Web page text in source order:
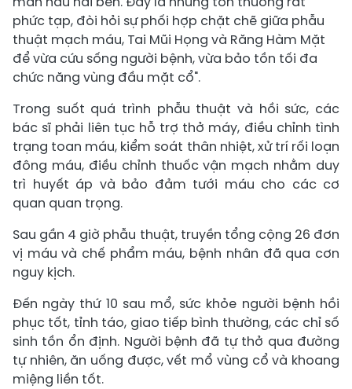
phức tạp, đòi hỏi sự phối hợp chặt chẽ giữa phẫu
thuật mạch máu, Tai Mũi Họng và Răng Hàm Mặt
để vừa cứu sống người bệnh, vừa bảo tồn tối đa
chức năng vùng đầu mặt cổ".
Trong suốt quá trình phẫu thuật và hồi sức, các
bác sĩ phải liên tục hỗ trợ thở máy, điều chỉnh tình
trạng toan máu, kiểm soát thân nhiệt, xử trí rối loạn
đông máu, điều chỉnh thuốc vận mạch nhằm duy
trì huyết áp và bảo đảm tưới máu cho các cơ
quan quan trọng.
Sau gần 4 giờ phẫu thuật, truyền tổng cộng 26 đơn
vị máu và chế phẩm máu, bệnh nhân đã qua cơn
nguy kịch.
Đến ngày thứ 10 sau mổ, sức khỏe người bệnh hồi
phục tốt, tỉnh táo, giao tiếp bình thường, các chỉ số
sinh tồn ổn định. Người bệnh đã tự thở qua đường
tự nhiên, ăn uống được, vết mổ vùng cổ và khoang
miệng liền tốt.